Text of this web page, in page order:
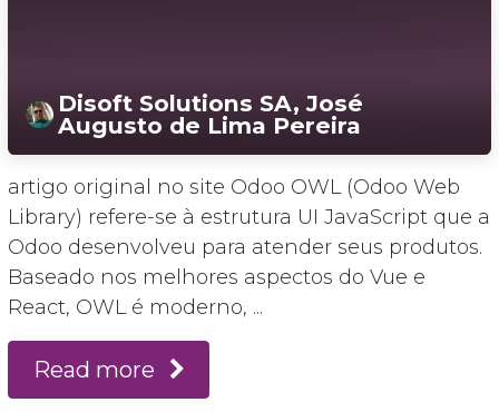
Disoft Solutions SA, José
Augusto de Lima Pereira
artigo original no site Odoo OWL (Odoo Web
Library) refere-se à estrutura UI JavaScript que a
Odoo desenvolveu para atender seus produtos.
Baseado nos melhores aspectos do Vue e
React, OWL é moderno, ...
Read more